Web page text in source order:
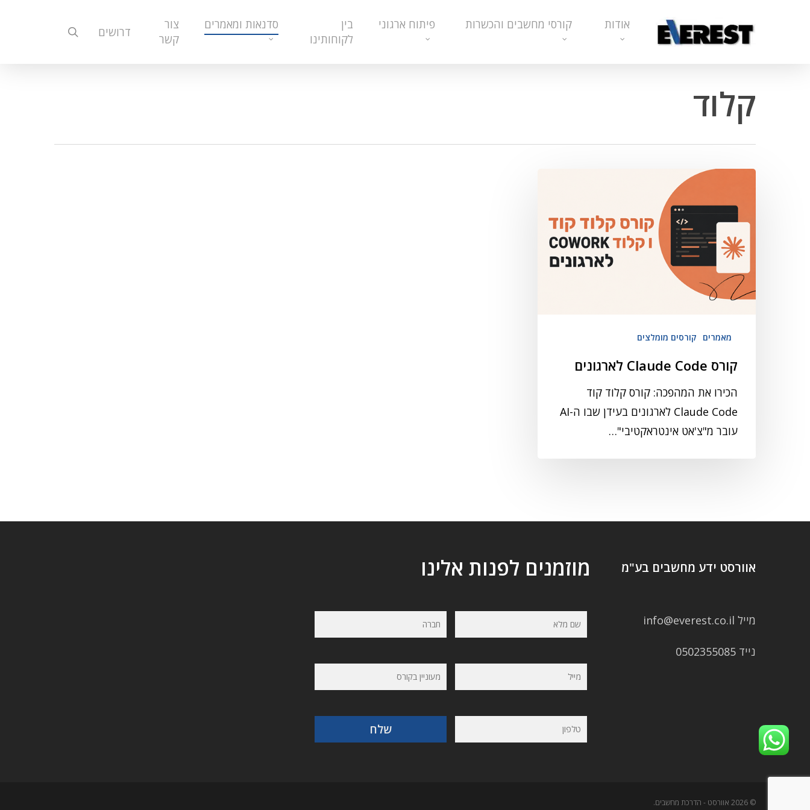
אודות קורסי מחשבים והכשרות פיתוח ארגוני
בין
לקוחותינו
סדנאות ומאמרים
צור
קשר
דרושים
קלוד
מאמרים קורסים מומלצים
קורס Claude Code לארגונים
הכירו את המהפכה: קורס קלוד קוד
Claude Code לארגונים בעידן שבו ה-AI
עובר מ"צ'אט אינטראקטיבי"…
אוורסט ידע מחשבים בע"מ
מייל info@everest.co.il
נייד 0502355085
מוזמנים לפנות אלינו
© 2026 אוורסט - הדרכת מחשבים.